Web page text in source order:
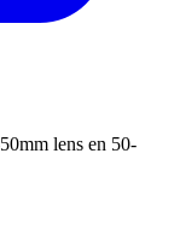
lens en 50-